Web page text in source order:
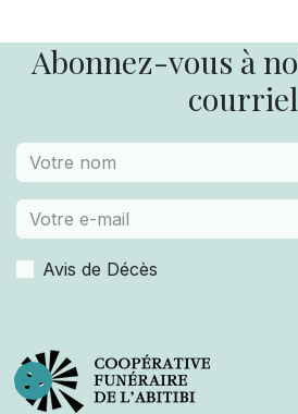
Abonnez-vous à
courriel
Avis de Décès